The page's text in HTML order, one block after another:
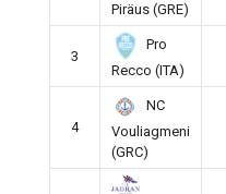
Piräus (GRE)
3
Pro
Recco (ITA)
4
NC
Vouliagmeni
(GRC)